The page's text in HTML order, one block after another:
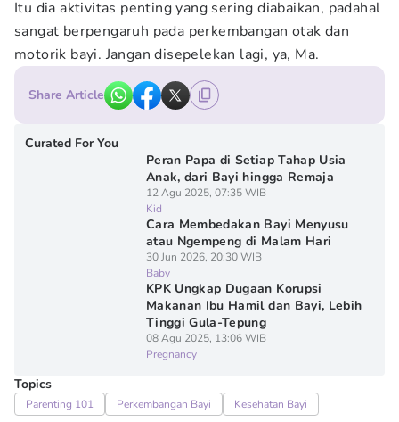
Itu dia aktivitas penting yang sering diabaikan, padahal
sangat berpengaruh pada perkembangan otak dan
motorik bayi. Jangan disepelekan lagi, ya, Ma.
Share Article
Curated For You
Peran Papa di Setiap Tahap Usia
Anak, dari Bayi hingga Remaja
12 Agu 2025, 07:35 WIB
Kid
Cara Membedakan Bayi Menyusu
atau Ngempeng di Malam Hari
30 Jun 2026, 20:30 WIB
Baby
KPK Ungkap Dugaan Korupsi
Makanan Ibu Hamil dan Bayi, Lebih
Tinggi Gula-Tepung
08 Agu 2025, 13:06 WIB
Pregnancy
Topics
Parenting 101 Perkembangan Bayi Kesehatan Bayi